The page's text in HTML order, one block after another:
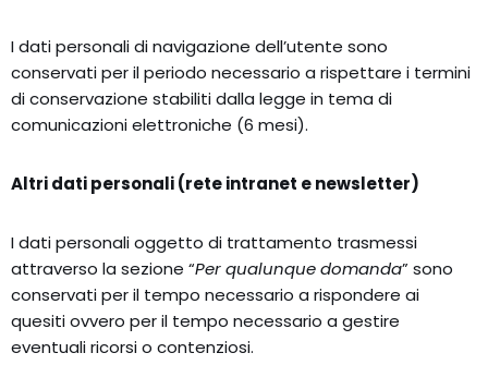
I dati personali di navigazione dell’utente sono
conservati per il periodo necessario a rispettare i termini
di conservazione stabiliti dalla legge in tema di
comunicazioni elettroniche (6 mesi).
Altri dati personali (rete intranet e newsletter)
I dati personali oggetto di trattamento trasmessi
attraverso la sezione “Per qualunque domanda” sono
conservati per il tempo necessario a rispondere ai
quesiti ovvero per il tempo necessario a gestire
eventuali ricorsi o contenziosi.